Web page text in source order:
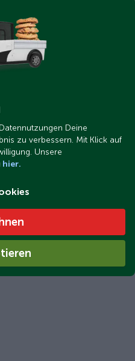
Deine
zu verbessern. Mit Klick auf
Unsere
hier.